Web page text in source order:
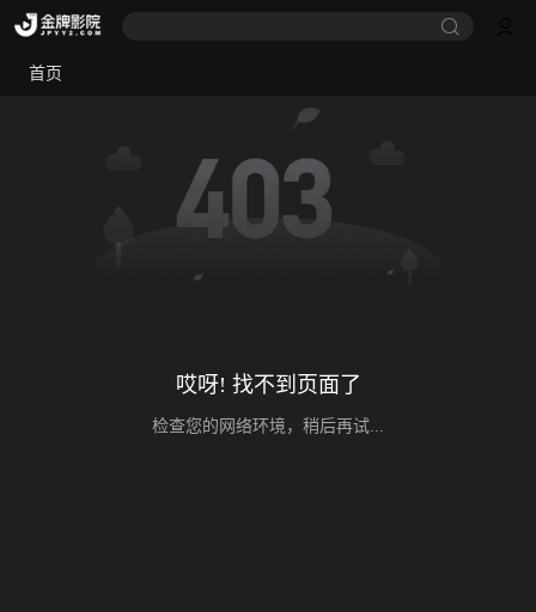
首页
哎呀! 找不到页面了
检查您的网络环境，稍后再试...